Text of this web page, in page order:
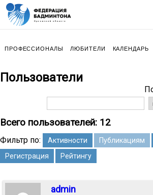
ПРОФЕССИОНАЛЫ ЛЮБИТЕЛИ КАЛЕНДАРЬ
Пользователи
Всего пользователей: 12
Фильтр по: Активности Публикациям
Регистрация
Рейтингу
admin